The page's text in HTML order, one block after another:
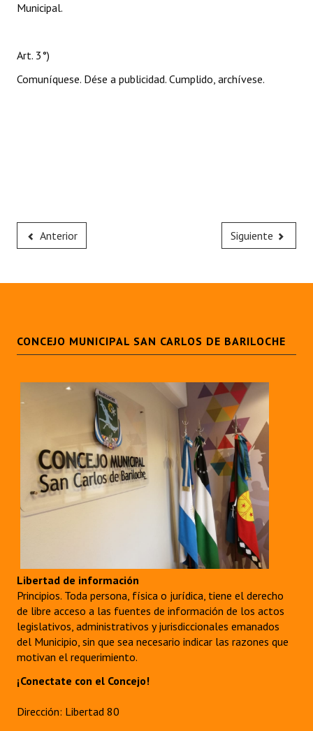
Municipal.
Art. 3°)
Comuníquese. Dése a publicidad. Cumplido, archívese.
Anterior Siguiente
CONCEJO MUNICIPAL SAN CARLOS DE BARILOCHE
Libertad de información
Principios. Toda persona, física o jurídica, tiene el derecho
de libre acceso a las fuentes de información de los actos
legislativos, administrativos y jurisdiccionales emanados
del Municipio, sin que sea necesario indicar las razones que
motivan el requerimiento.
¡Conectate con el Concejo!
Dirección: Libertad 80